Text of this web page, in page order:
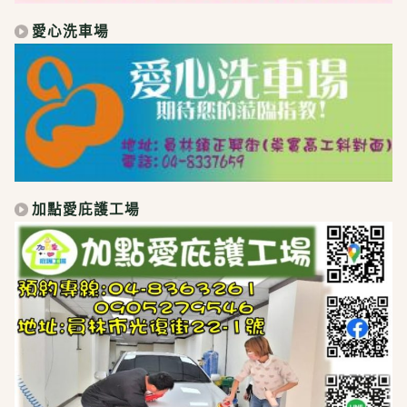
愛心洗車場
加點愛庇護工場